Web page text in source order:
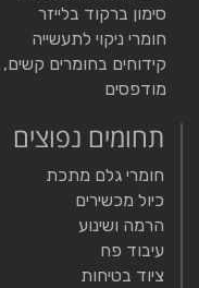
סימון ברקוד בלייזר
חומרי ניקוי לתעשייה
קידוחים בחומרים
מודפסים
תחומים נפוצים
חומרי גלם מתכת
כיול מכשירים
הרמה ושינוע
עיבוד פח
ציוד בטיחות